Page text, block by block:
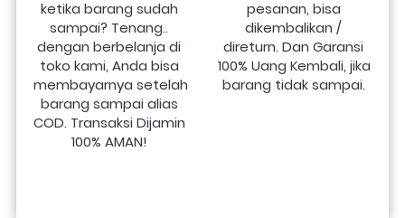
ketika barang sudah
sampai? Tenang..
dengan berbelanja di
toko kami, Anda bisa
membayarnya setelah
barang sampai alias
COD. Transaksi Dijamin
100% AMAN!
pesanan, bisa
dikembalikan /
direturn. Dan Garansi
100% Uang Kembali, jika
barang tidak sampai.